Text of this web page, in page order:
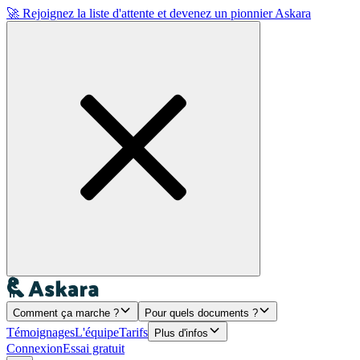
🚀 Rejoignez la liste d'attente et devenez un pionnier Askara
Comment ça marche ? Pour quels documents ?
TémoignagesL'équipeTarifs Plus d'infos
ConnexionEssai gratuit